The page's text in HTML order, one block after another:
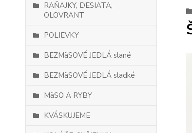
RAŇAJKY, DESIATA,
OLOVRANT
POLIEVKY
BEZMäSOVÉ JEDLÁ slané
BEZMäSOVÉ JEDLÁ sladké
MäSO A RYBY
KVÁSKUJEME